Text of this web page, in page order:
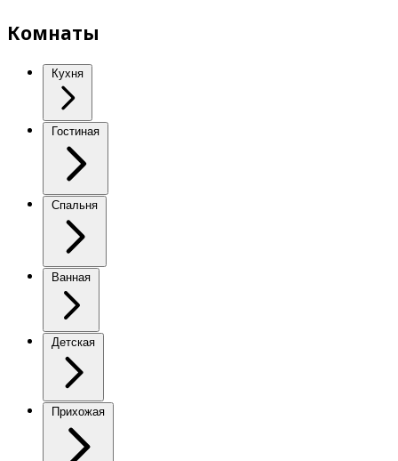
Комнаты
Кухня
Гостиная
Спальня
Ванная
Детская
Прихожая